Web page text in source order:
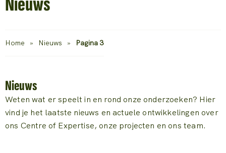
Home » Nieuws » Pagina 3
Nieuws
Weten wat er speelt in en rond onze onderzoeken? Hier
vind je het laatste nieuws en actuele ontwikkelingen over
ons Centre of Expertise, onze projecten en ons team.